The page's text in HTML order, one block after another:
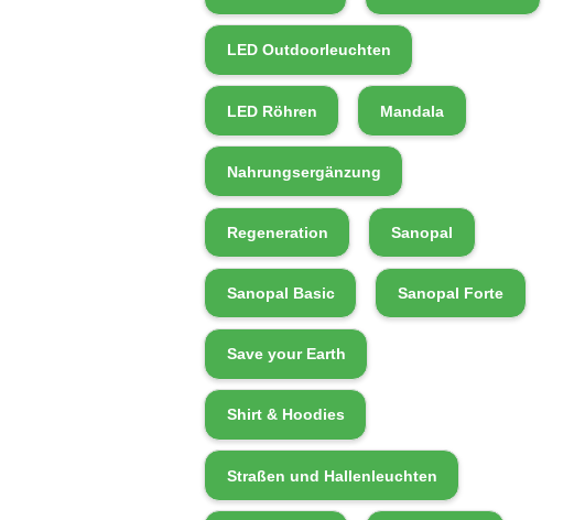
LED Outdoorleuchten
LED Röhren Mandala
Nahrungsergänzung
Regeneration Sanopal
Sanopal Basic Sanopal Forte
Save your Earth
Shirt & Hoodies
Straßen und Hallenleuchten